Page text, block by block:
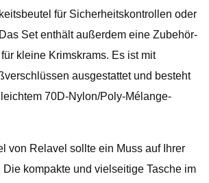
für Sicherheitskontrollen oder
Set enthält außerdem eine Zubehör-
kleine Krimskrams. Es ist mit
ausgestattet und besteht
70D-Nylon/Poly-Mélange-
von Relavel sollte ein Muss auf Ihrer
Die kompakte und vielseitige Tasche im